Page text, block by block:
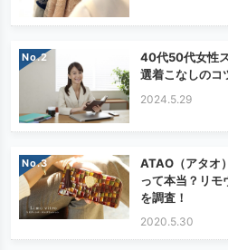
No.
40代50代女性
選着こなしのコ
2024.5.29
No.
ATAO（アタオ
って本当？リ
を調査！
2020.5.30